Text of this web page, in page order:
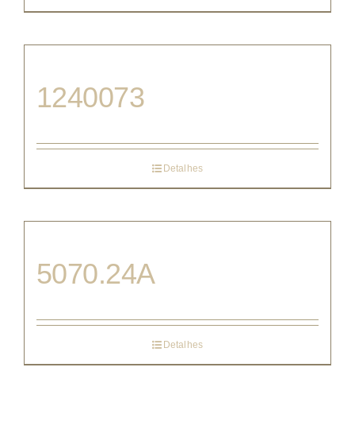
1240073
Detalhes
5070.24A
Detalhes